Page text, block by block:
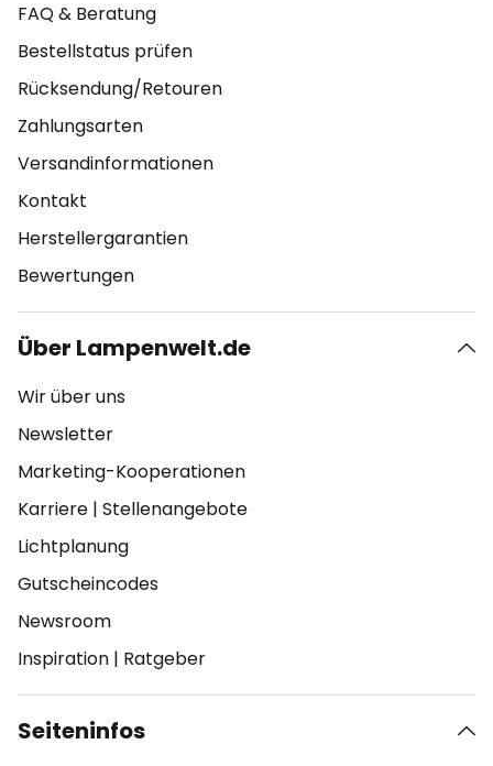
FAQ & Beratung
Bestellstatus prüfen
Rücksendung/Retouren
Zahlungsarten
Versandinformationen
Kontakt
Herstellergarantien
Bewertungen
Über Lampenwelt.de
Wir über uns
Newsletter
Marketing-Kooperationen
Karriere | Stellenangebote
Lichtplanung
Gutscheincodes
Newsroom
Inspiration | Ratgeber
Seiteninfos